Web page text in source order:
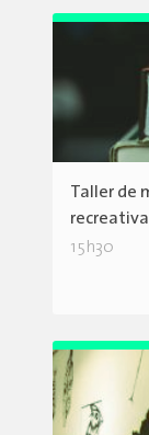
Taller de
15h30